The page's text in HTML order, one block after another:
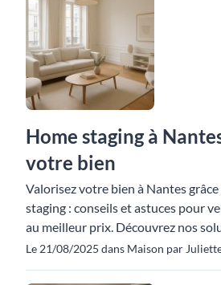
Home staging à
votre bien
Valorisez votre bien à Nantes
staging : conseils et astuces pour
au meilleur prix. Découvrez nos
Le 21/08/2025 dans Maison par